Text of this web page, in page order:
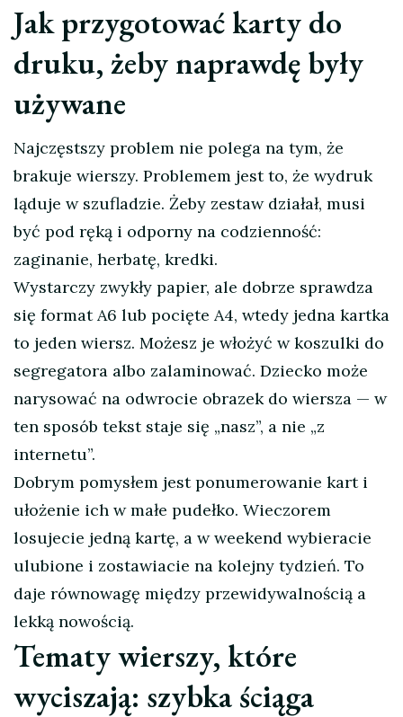
Jak przygotować karty do
druku, żeby naprawdę były
używane
Najczęstszy problem nie polega na tym, że
brakuje wierszy. Problemem jest to, że wydruk
ląduje w szufladzie. Żeby zestaw działał, musi
być pod ręką i odporny na codzienność:
zaginanie, herbatę, kredki.
Wystarczy zwykły papier, ale dobrze sprawdza
się format A6 lub pocięte A4, wtedy jedna kartka
to jeden wiersz. Możesz je włożyć w koszulki do
segregatora albo zalaminować. Dziecko może
narysować na odwrocie obrazek do wiersza — w
ten sposób tekst staje się „nasz”, a nie „z
internetu”.
Dobrym pomysłem jest ponumerowanie kart i
ułożenie ich w małe pudełko. Wieczorem
losujecie jedną kartę, a w weekend wybieracie
ulubione i zostawiacie na kolejny tydzień. To
daje równowagę między przewidywalnością a
lekką nowością.
Tematy wierszy, które
wyciszają: szybka ściąga